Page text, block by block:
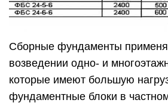
Сборные фундаменты
возведении одно- и
которые имеют большую
фундаментные блоки в